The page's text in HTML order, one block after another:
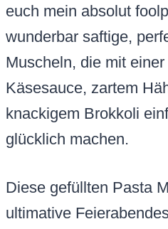
euch mein absolut
wunderbar saftige,
Muscheln, die mit
Käsesauce, zartem
knackigem Brokkoli
glücklich machen.
Diese gefüllten Pasta
ultimative